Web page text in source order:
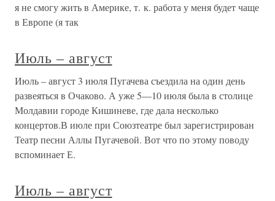
я не смогу жить в Америке, т. к. работа у меня будет чаще
в Европе (я так
Июль – август
Июль – август 3 июля Пугачева съездила на один день
развеяться в Очаково. А уже 5—10 июля была в столице
Молдавии городе Кишиневе, где дала несколько
концертов.В июле при Союзтеатре был зарегистрирован
Театр песни Аллы Пугачевой. Вот что по этому поводу
вспоминает Е.
Июль – август